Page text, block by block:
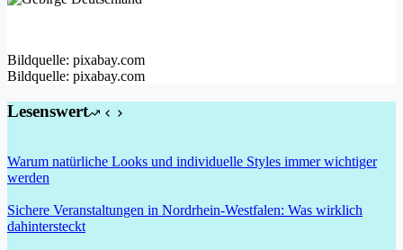
Bildquelle: pixabay.com
Bildquelle: pixabay.com
Lesenswert
Warum natürliche Looks und individuelle Styles immer wichtiger
werden
Sichere Veranstaltungen in Nordrhein-Westfalen: Was wirklich
dahintersteckt